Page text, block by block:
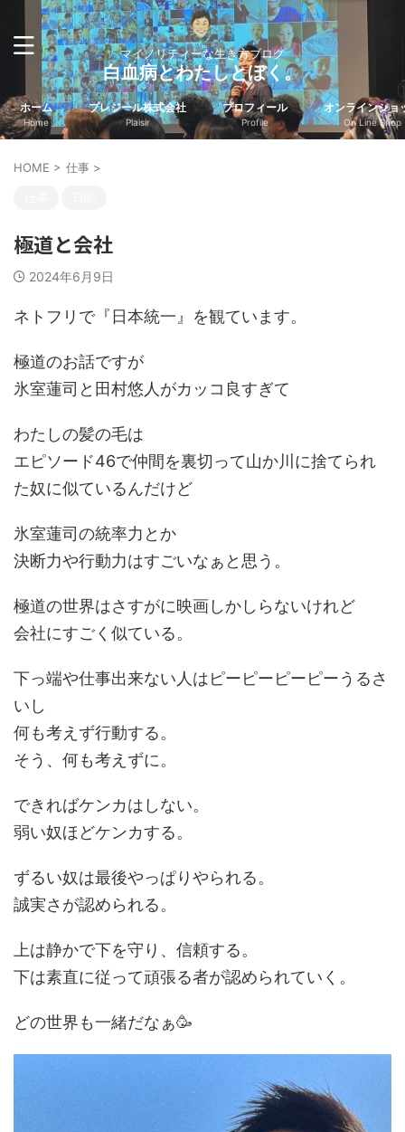
マイノリティーな生き方ブログ
白血病とわたしとぼく。
ホーム
Home
プレジール株式会社
Plaisir
プロフィール
Profile
オンラインショ
On Line Shop
HOME > 仕事 >
極道と会社
2024年6月9日
ネトフリで『日本統一』を観ています。
極道のお話ですが
氷室蓮司と田村悠人がカッコ良すぎて
わたしの髪の毛は
エピソード46で仲間を裏切って山か川に捨てられ
た奴に似ているんだけど
氷室蓮司の統率力とか
決断力や行動力はすごいなぁと思う。
極道の世界はさすがに映画しかしらないけれど
会社にすごく似ている。
下っ端や仕事出来ない人はピーピーピーピーうるさ
いし
何も考えず行動する。
そう、何も考えずに。
できればケンカはしない。
弱い奴ほどケンカする。
ずるい奴は最後やっぱりやられる。
誠実さが認められる。
上は静かで下を守り、信頼する。
下は素直に従って頑張る者が認められていく。
どの世界も一緒だなぁ🥳